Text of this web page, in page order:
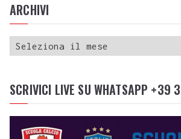
ARCHIVI
SCRIVICI LIVE SU WHATSAPP